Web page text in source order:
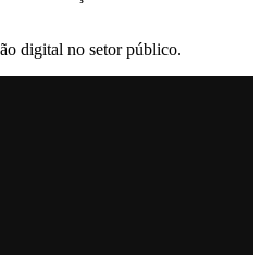
digital no setor público.